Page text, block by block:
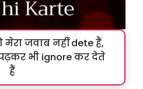
मेरा जवाब नहीं dete हैं,
भी ignore कर देते
हैं